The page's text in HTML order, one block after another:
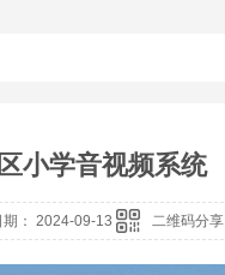
小学音视频系统
： 2024-09-13 二维码分享